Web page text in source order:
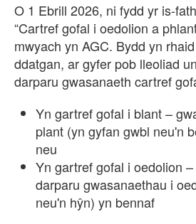
O 1 Ebrill 2026, ni fydd yr is-
“Cartref gofal i oedolion a
mwyach yn AGC. Bydd yn
ddatgan, ar gyfer pob lleoliad
darparu gwasanaeth cartref
Yn gartref gofal i blant –
plant (yn gyfan gwbl neu'n
neu
Yn gartref gofal i oedolion
darparu gwasanaethau i
neu'n hŷn) yn bennaf